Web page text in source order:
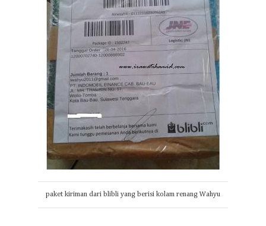
paket kiriman dari blibli yang berisi kolam renang Wahyu